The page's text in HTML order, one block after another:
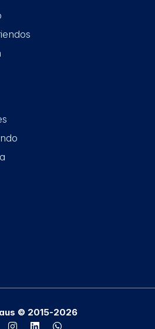
© 2015-2026